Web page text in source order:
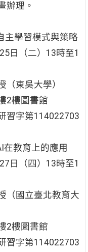
辦理。
主學習模式與策略
日（二）13時至1
（東吳大學）
2樓圖書館
習字第114022703
在教育上的應用
日（四）13時至1
（國立臺北教育大
2樓圖書館
習字第114022703